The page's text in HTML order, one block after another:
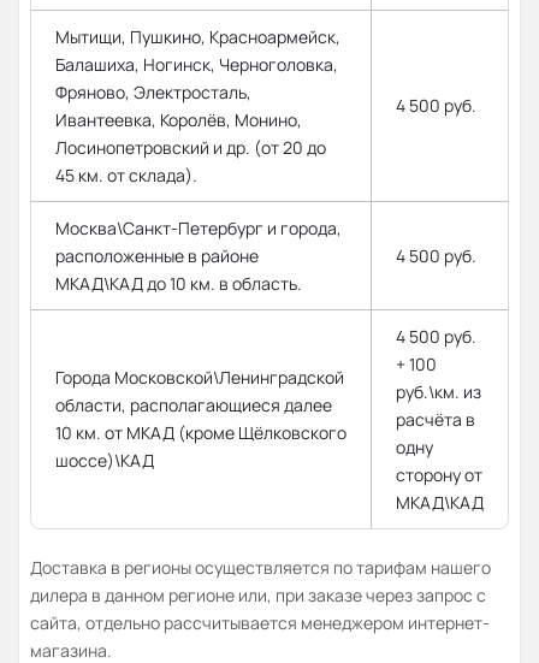
Мытищи, Пушкино, Красноармейск,
Балашиха, Ногинск, Черноголовка,
Фряново, Электросталь,
Ивантеевка, Королёв, Монино,
Лосинопетровский и др. (от 20 до
45 км. от склада).
4 500 руб.
Москва\Санкт-Петербург и города,
расположенные в районе
МКАД\КАД до 10 км. в область.
4 500 руб.
Города Московской\Ленинградской
области, располагающиеся далее
10 км. от МКАД (кроме Щёлковского
шоссе)\КАД
4 500 руб.
+ 100
руб.\км. из
расчёта в
одну
сторону от
МКАД\КАД
Доставка в регионы осуществляется по тарифам нашего
дилера в данном регионе или, при заказе через запрос с
сайта, отдельно рассчитывается менеджером интернет-
магазина.